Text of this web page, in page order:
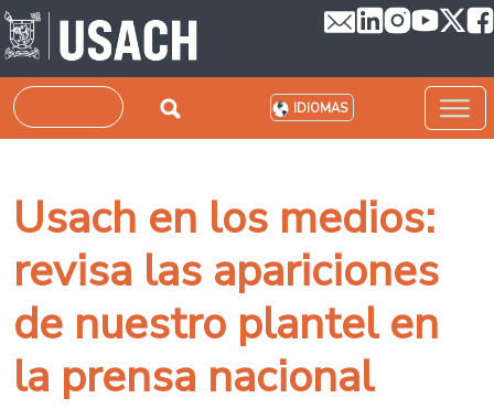
Pasar al contenido principal
Buscar IDIOMAS
Usach en los medios:
revisa las apariciones
de nuestro plantel en
la prensa nacional